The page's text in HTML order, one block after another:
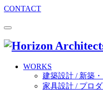
CONTACT
WORKS
建築設計 / 新築
家具設計 / プロ